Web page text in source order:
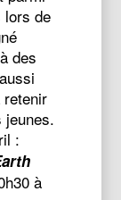
lors de
des
jeunes.
:
à